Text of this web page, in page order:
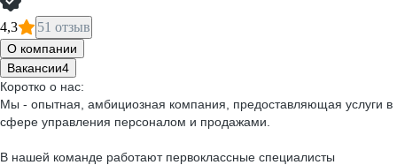
4,3 51 отзыв
О компании
Вакансии4
Коротко о нас:
Мы - опытная, амбициозная компания, предоставляющая услуги в
сфере управления персоналом и продажами.
В нашей команде работают первоклассные специалисты